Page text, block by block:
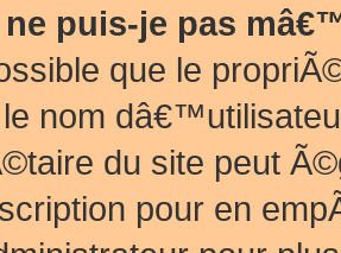
puis-je pas
que le
nom
du site peut
pour en